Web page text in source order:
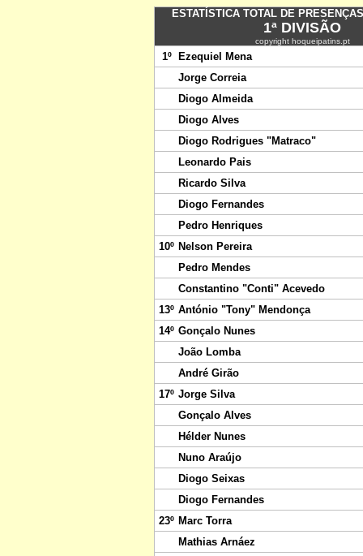
ESTATÍSTICA TOTAL DE
1ª DIVISÃO
copyright hoqueipatins.pt
1º
Ezequiel Mena
Jorge Correia
Diogo Almeida
Diogo Alves
Diogo Rodrigues "Matraco"
Leonardo Pais
Ricardo Silva
Diogo Fernandes
Pedro Henriques
10º Nelson Pereira
Pedro Mendes
Constantino "Conti" Acevedo
13º António "Tony" Mendonça
14º Gonçalo Nunes
João Lomba
André Girão
17º Jorge Silva
Gonçalo Alves
Hélder Nunes
Nuno Araújo
Diogo Seixas
Diogo Fernandes
23º Marc Torra
Mathias Arnáez